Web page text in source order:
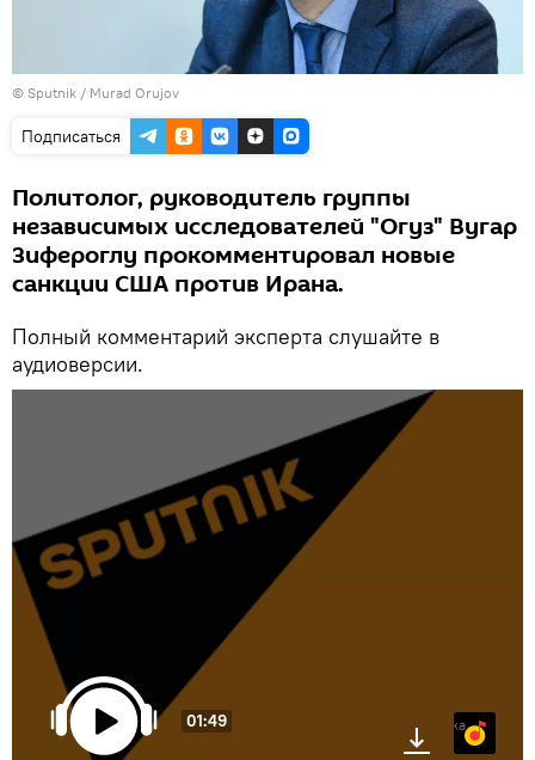
© Sputnik / Murad Orujov
Подписаться
Политолог, руководитель группы
независимых исследователей "Огуз" Вугар
Зифероглу прокомментировал новые
санкции США против Ирана.
Полный комментарий эксперта слушайте в
аудиоверсии.
01:49 Яндекс.Музыка